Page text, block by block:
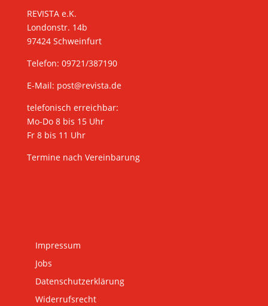
REVISTA e.K.
Londonstr. 14b
97424 Schweinfurt
Telefon: 09721/387190
E-Mail: post@revista.de
telefonisch erreichbar:
Mo-Do 8 bis 15 Uhr
Fr 8 bis 11 Uhr
Termine nach Vereinbarung
Impressum
Jobs
Datenschutzerklärung
Widerrufsrecht